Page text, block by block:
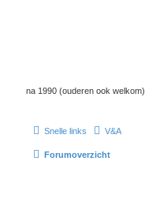
na 1990 (ouderen ook welkom)
Snelle links V&A
Forumoverzicht